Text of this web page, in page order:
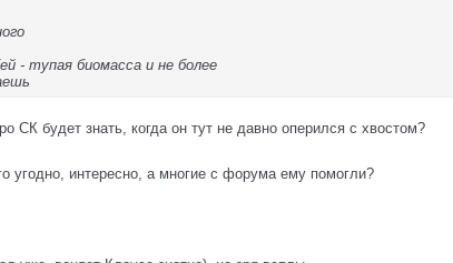
- тупая биомасса и не более
СК будет знать, когда он тут не давно оперился с хвостом?
угодно, интересно, а многие с форума ему помогли?